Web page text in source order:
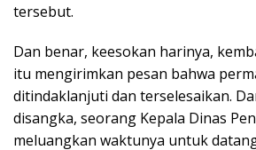
tersebut.
Dan benar, keesokan harinya,
itu mengirimkan pesan bahwa
ditindaklanjuti dan terselesaikan.
disangka, seorang Kepala Dinas
meluangkan waktunya untuk